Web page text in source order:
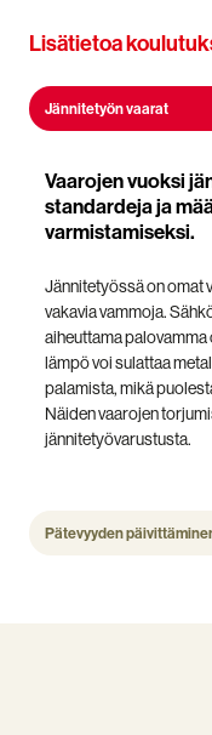
Lisätietoa
Jännitetyön vaarat
Vaarojen vuoksi
standardeja ja
varmistamiseksi.
Jännitetyössä on omat
vakavia vammoja.
aiheuttama
lämpö voi sulattaa
palamista, mikä
Näiden vaarojen
jännitetyövarustusta.
Pätevyyden